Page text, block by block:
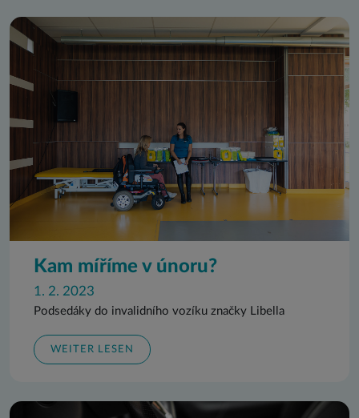
Kam míříme v únoru?
1. 2. 2023
Podsedáky do invalidního vozíku značky Libella
WEITER LESEN